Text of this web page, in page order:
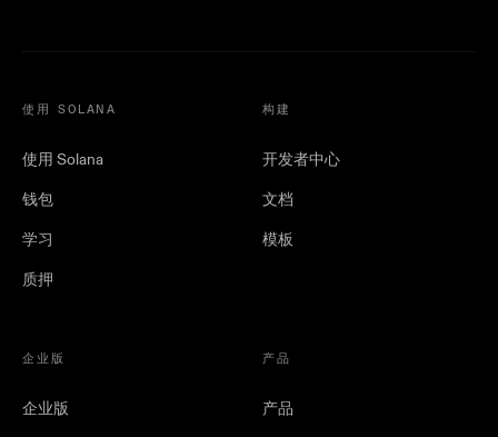
使用 SOLANA
使用 Solana
钱包
学习
质押
构建
开发者中心
文档
模板
企业版
企业版
产品
产品